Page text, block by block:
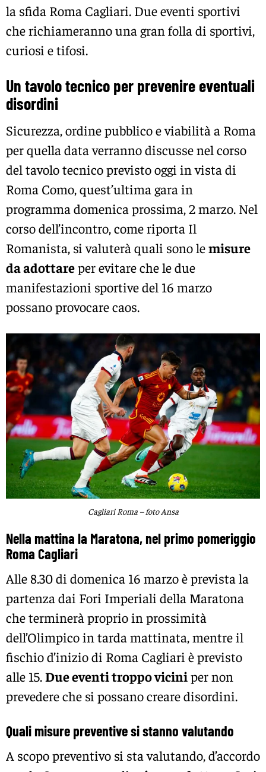
la sfida Roma Cagliari. Due eventi sportivi
che richiameranno una gran folla di sportivi,
curiosi e tifosi.
Un tavolo tecnico per prevenire eventuali
disordini
Sicurezza, ordine pubblico e viabilità a Roma
per quella data verranno discusse nel corso
del tavolo tecnico previsto oggi in vista di
Roma Como, quest’ultima gara in
programma domenica prossima, 2 marzo. Nel
corso dell’incontro, come riporta Il
Romanista, si valuterà quali sono lemisure
da adottareper evitare che le due
manifestazioni sportive del 16 marzo
possano provocare caos.
Cagliari Roma – foto Ansa
Nella mattina la Maratona, nel primo pomeriggio
Roma Cagliari
Alle 8.30 di domenica 16 marzo è prevista la
partenza dai Fori Imperiali della Maratona
che terminerà proprio in prossimità
dell’Olimpico in tarda mattinata, mentre il
fischio d’inizio di Roma Cagliari è previsto
alle 15.Due eventi troppo viciniper non
prevedere che si possano creare disordini.
Quali misure preventive si stanno valutando
A scopo preventivo si sta valutando, d’accordo